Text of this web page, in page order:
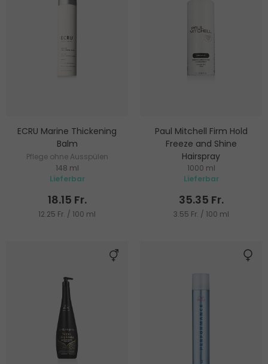
ECRU Marine Thickening
Balm
Pflege ohne Ausspülen
148 ml
Lieferbar
18.15 Fr.
12.25 Fr. / 100 ml
Paul Mitchell Firm Hold
Freeze and Shine
Hairspray
Haarspray
1000 ml
Lieferbar
35.35 Fr.
3.55 Fr. / 100 ml